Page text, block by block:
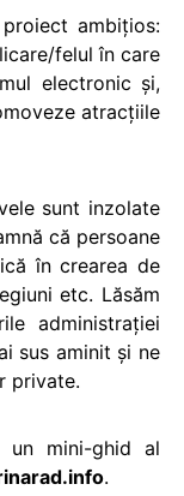
ambiţios:
felul în care
electronic şi,
atracţiile
sunt inzolate
că persoane
în crearea de
etc. Lăsăm
administraţiei
sus aminit şi ne
private.
mini-ghid al
.